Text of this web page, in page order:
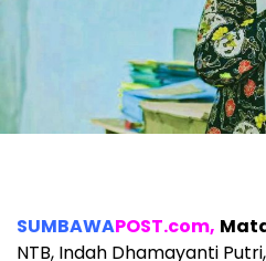
SUMBAWAPOST.com,
NTB, Indah Dhamayanti